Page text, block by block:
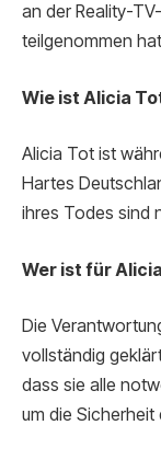
an der Reality-
teilgenommen
Wie ist Alicia
Alicia Tot ist
Hartes
ihres Todes sind
Wer ist für
Die
vollständig
dass sie alle
um die